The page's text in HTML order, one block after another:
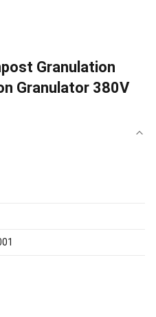
Granulation
Granulator 380V